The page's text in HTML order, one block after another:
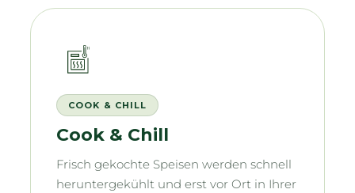
COOK & CHILL
Cook & Chill
Frisch gekochte Speisen werden schnell
heruntergekühlt und erst vor Ort in Ihrer